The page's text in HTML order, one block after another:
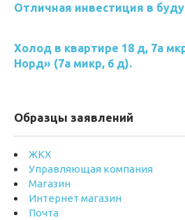
Отличная инвестиция в
Холод в квартире 18 д, 7а
Норд» (7а микр, 6 д).
Образцы заявлений
ЖКХ
Управляющая компания
Магазин
Интернет магазин
Почта